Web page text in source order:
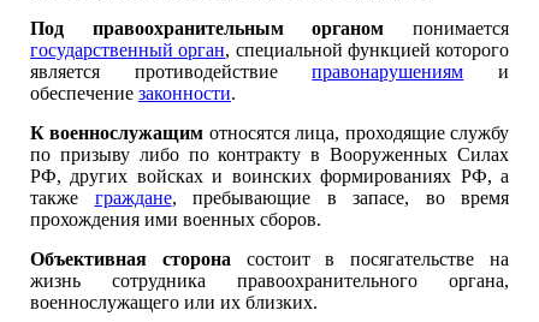
Под правоохранительным органом понимается
государственный орган, специальной функцией которого
является противодействиеправонарушениям и
обеспечение законности.
К военнослужащим относятся лица, проходящие службу
по призыву либо по контракту в Вооруженных Силах
РФ, других войсках и воинских формированиях РФ, а
также граждане, пребывающие в запасе, во время
прохождения ими военных сборов.
Объективная сторона состоит в посягательстве на
жизнь сотрудника правоохранительного органа,
военнослужащего или их близких.